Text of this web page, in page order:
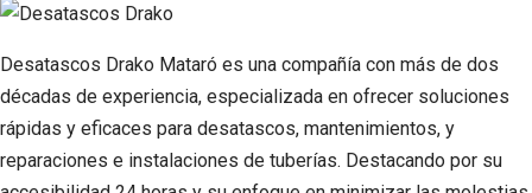
Desatascos Drako Mataró es una compañía con más de dos
décadas de experiencia, especializada en ofrecer soluciones
rápidas y eficaces para desatascos, mantenimientos, y
reparaciones e instalaciones de tuberías. Destacando por su